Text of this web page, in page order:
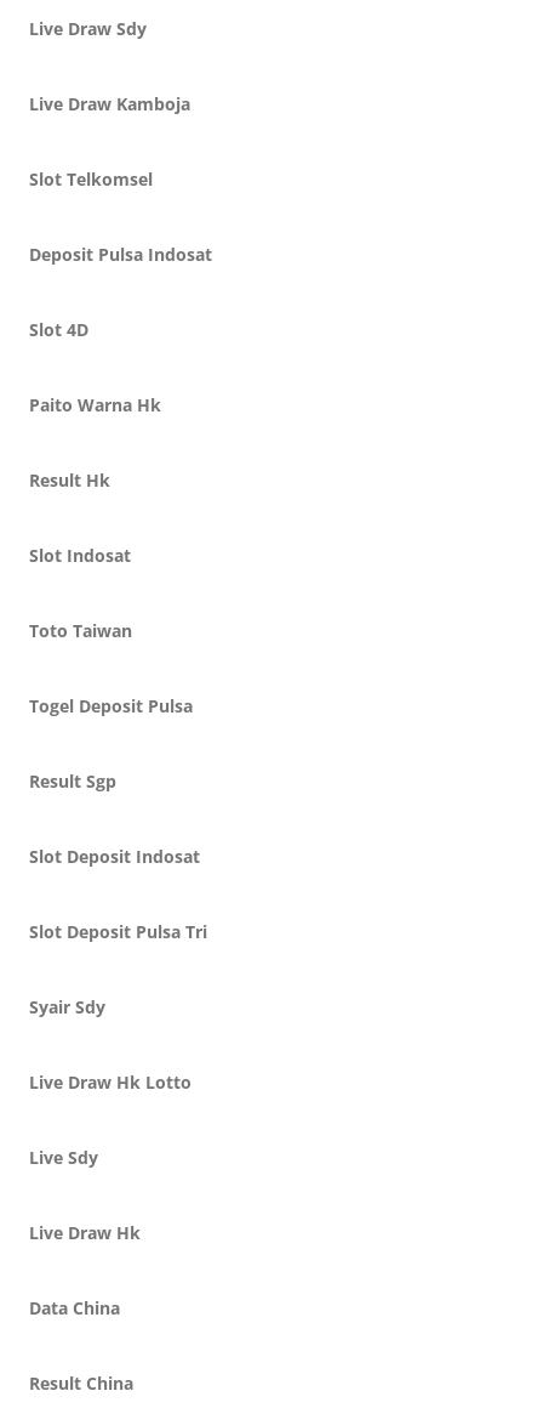
Live Draw Sdy
Live Draw Kamboja
Slot Telkomsel
Deposit Pulsa Indosat
Slot 4D
Paito Warna Hk
Result Hk
Slot Indosat
Toto Taiwan
Togel Deposit Pulsa
Result Sgp
Slot Deposit Indosat
Slot Deposit Pulsa Tri
Syair Sdy
Live Draw Hk Lotto
Live Sdy
Live Draw Hk
Data China
Result China